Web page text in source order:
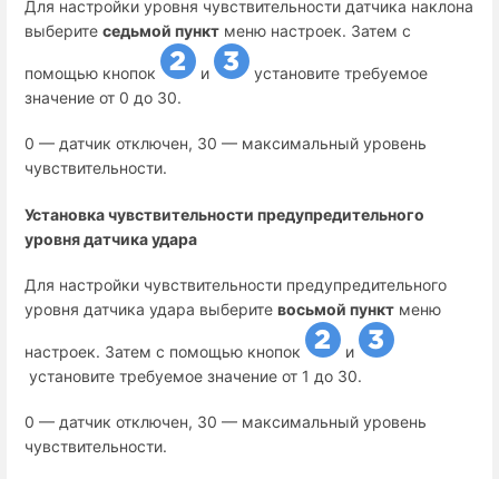
Для настройки уровня чувствительности датчика наклона
выберите седьмой пункт меню настроек. Затем с
помощью кнопок и
установите требуемое
значение от 0 до 30.
0 — датчик отключен, 30 — максимальный уровень
чувствительности.
Установка чувствительности предупредительного
уровня датчика удара
Для настройки чувствительности предупредительного
уровня датчика удара выберите восьмой пункт меню
настроек. Затем с помощью кнопок
и
установите требуемое значение от 1 до 30.
0 — датчик отключен, 30 — максимальный уровень
чувствительности.